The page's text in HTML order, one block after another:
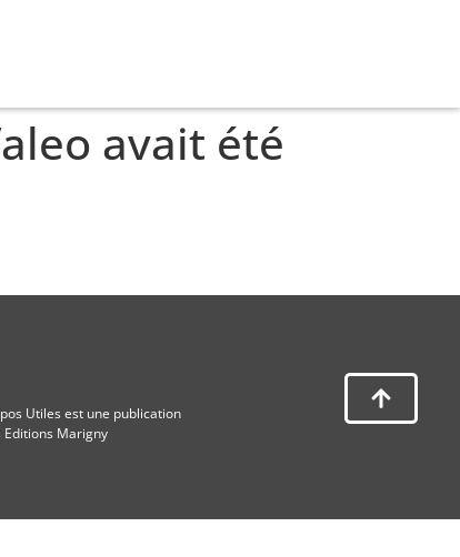
avait été
Utiles est une publication
Editions Marigny